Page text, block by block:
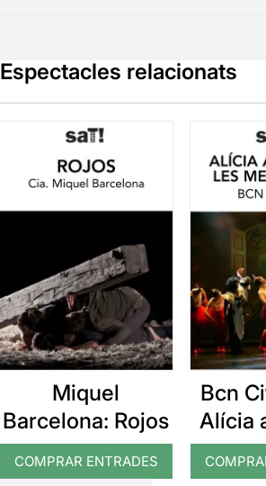
Espectacles relacionats
Miquel
Barcelona: Rojos
COMPRAR ENTRADES
Bcn
Alícia
les